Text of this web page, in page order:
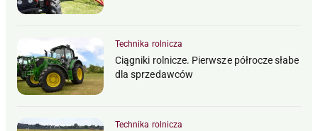
Technika rolnicza
Ciągniki rolnicze. Pierwsze półrocze słabe
dla sprzedawców
Technika rolnicza